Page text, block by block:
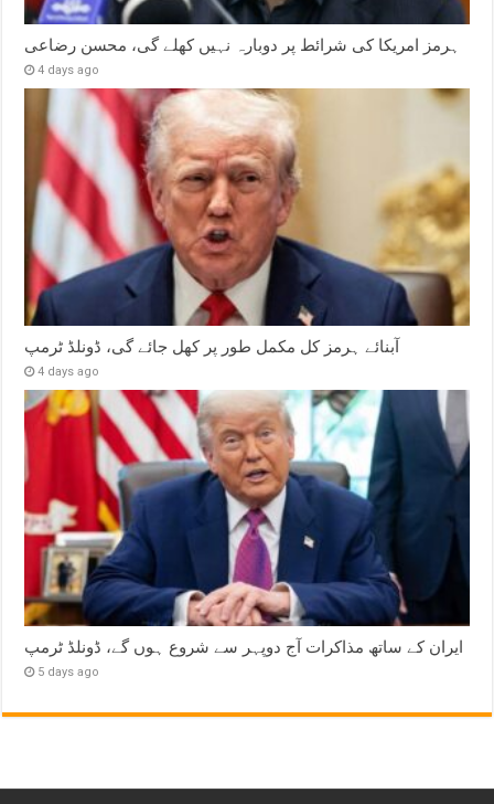
ہرمز امریکا کی شرائط پر دوبارہ نہیں کھلے گی، محسن رضاعی
4 days ago
آبنائے ہرمز کل مکمل طور پر کھل جائے گی، ڈونلڈ ٹرمپ
4 days ago
ایران کے ساتھ مذاکرات آج دوپہر سے شروع ہوں گے، ڈونلڈ ٹرمپ
5 days ago